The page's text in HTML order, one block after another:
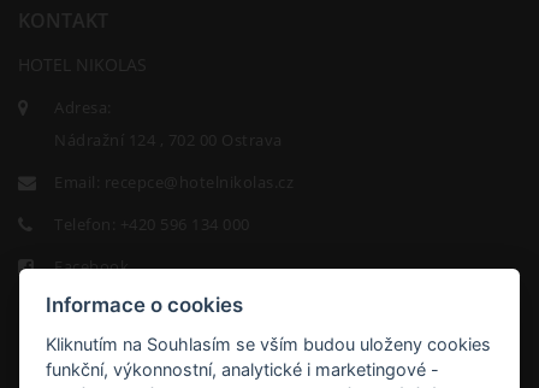
HOTEL NIKOLAS
Adresa:
Nádražní 124 , 702 00 Ostrava
Email:
recepce@hotelnikolas.cz
Telefon:
+420 596 134 000
Facebook
Informace o cookies
Kliknutím na Souhlasím se vším budou uloženy cookies
funkční, výkonnostní, analytické i marketingové -